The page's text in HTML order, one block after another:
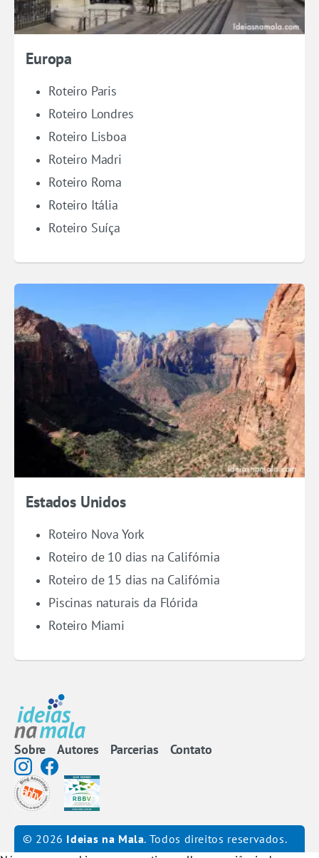
Europa
Roteiro Paris
Roteiro Londres
Roteiro Lisboa
Roteiro Madri
Roteiro Roma
Roteiro Itália
Roteiro Suíça
Estados Unidos
Roteiro Nova York
Roteiro de 10 dias na Califórnia
Roteiro de 15 dias na Califórnia
Piscinas naturais da Flórida
Roteiro Miami
Sobre Autores Parcerias Contato
© 2026 Ideias na Mala. Todos direitos reservados.